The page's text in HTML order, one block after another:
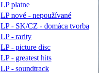
LP platne
LP nové - nepoužívané
LP - SK/CZ - domáca tvorba
LP - rarity
LP - picture disc
LP - greatest hits
LP - soundtrack